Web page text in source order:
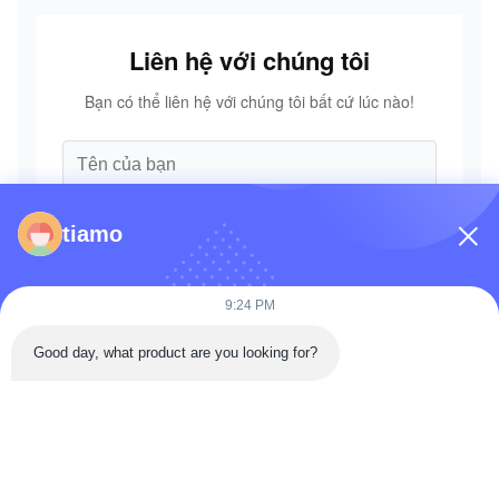
Liên hệ với chúng tôi
Bạn có thể liên hệ với chúng tôi bất cứ lúc nào!
tiamo
9:24 PM
Good day, what product are you looking for?